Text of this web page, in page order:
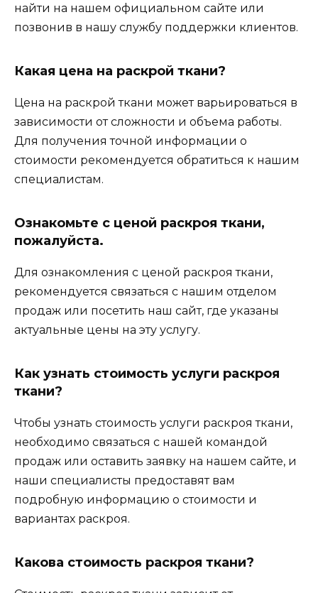
найти на нашем официальном сайте или
позвонив в нашу службу поддержки клиентов.
Какая цена на раскрой ткани?
Цена на раскрой ткани может варьироваться в
зависимости от сложности и объема работы.
Для получения точной информации о
стоимости рекомендуется обратиться к нашим
специалистам.
Ознакомьте с ценой раскроя ткани,
пожалуйста.
Для ознакомления с ценой раскроя ткани,
рекомендуется связаться с нашим отделом
продаж или посетить наш сайт, где указаны
актуальные цены на эту услугу.
Как узнать стоимость услуги раскроя
ткани?
Чтобы узнать стоимость услуги раскроя ткани,
необходимо связаться с нашей командой
продаж или оставить заявку на нашем сайте, и
наши специалисты предоставят вам
подробную информацию о стоимости и
вариантах раскроя.
Какова стоимость раскроя ткани?